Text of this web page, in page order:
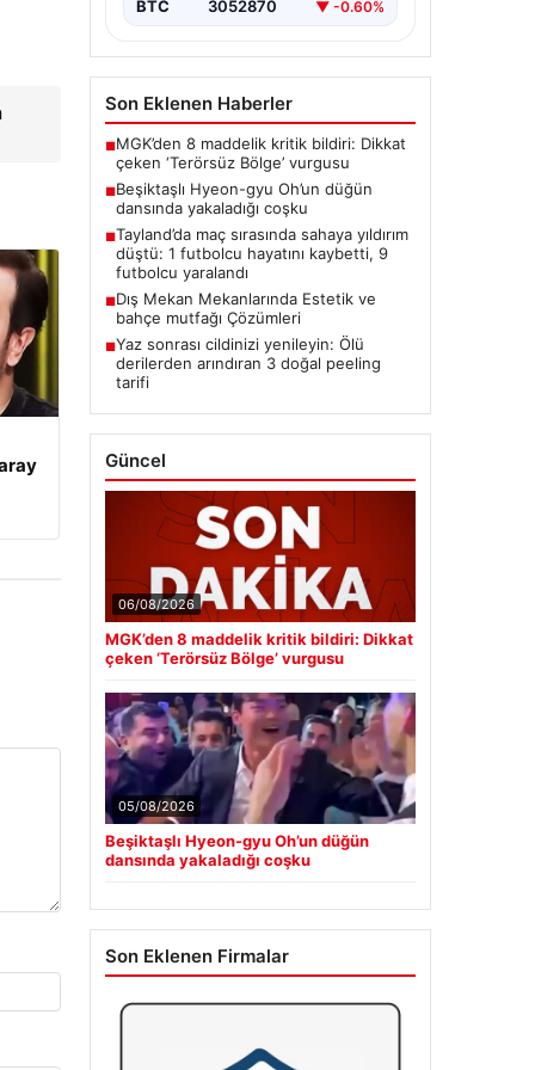
BTC 3052870 ▼ -0.60%
Son Eklenen Haberler
■MGK’den 8 maddelik kritik bildiri: Dikkat
çeken ‘Terörsüz Bölge’ vurgusu
■Beşiktaşlı Hyeon-gyu Oh’un düğün
dansında yakaladığı coşku
■Tayland’da maç sırasında sahaya yıldırım
düştü: 1 futbolcu hayatını kaybetti, 9
futbolcu yaralandı
■Dış Mekan Mekanlarında Estetik ve
bahçe mutfağı Çözümleri
■Yaz sonrası cildinizi yenileyin: Ölü
derilerden arındıran 3 doğal peeling
tarifi
Güncel
06/08/2026
MGK’den 8 maddelik kritik bildiri: Dikkat
çeken ‘Terörsüz Bölge’ vurgusu
05/08/2026
Beşiktaşlı Hyeon-gyu Oh’un düğün
dansında yakaladığı coşku
Son Eklenen Firmalar